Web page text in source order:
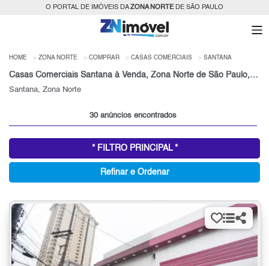
O PORTAL DE IMÓVEIS DAZONA NORTEDE SÃO PAULO
HOME ZONA NORTE COMPRAR CASAS COMERCIAIS SANTANA
Casas Comerciais Santana à Venda, Zona Norte de São Paulo, SP
Santana, Zona Norte
30 anúncios encontrados
* FILTRO PRINCIPAL *
Refinar e Ordenar